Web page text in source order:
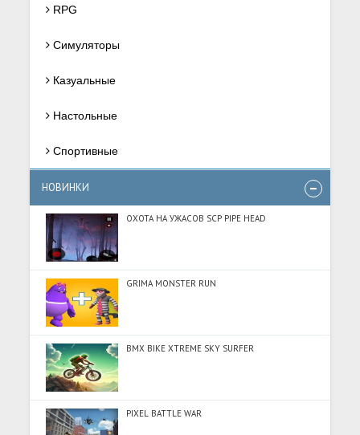
RPG
Симуляторы
Казуальные
Настольные
Спортивные
НОВИНКИ
ОХОТА НА УЖАСОВ SCP PIPE HEAD
GRIMA MONSTER RUN
BMX BIKE XTREME SKY SURFER
PIXEL BATTLE WAR